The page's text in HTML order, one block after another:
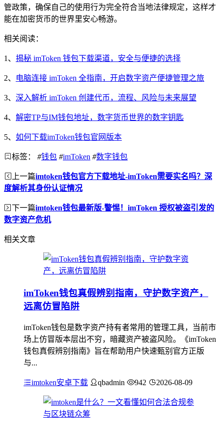
管政策，确保自己的使用行为完全符合当地法律规定，这样才
能在加密货币的世界里安心畅游。
相关阅读：
1、 揭秘 imToken 钱包下载渠道，安全与便捷的选择
2、 电脑连接 imToken 全指南，开启数字资产便捷管理之旅
3、 深入解析 imToken 创建代币，流程、风险与未来展望
4、 解密TP与IM钱包地址，数字货币世界的数字钥匙
5、 如何下载imToken钱包官网版本
标签： #钱包 #imToken #数字钱包
上一篇imtoken钱包官方下载地址-imToken需要实名吗？深
度解析其身份认证情况
下一篇imtoken钱包最新版-警惕！imToken 授权被盗引发的
数字资产危机
相关文章
imToken钱包真假辨别指南，守护数字资产，
远离仿冒陷阱
imToken钱包是数字资产持有者常用的管理工具，当前市
场上仿冒版本层出不穷，暗藏资产被盗风险。《imToken
钱包真假辨别指南》旨在帮助用户快速甄别官方正版
与...
imtoken安卓下载 qbadmin 942 2026-08-09